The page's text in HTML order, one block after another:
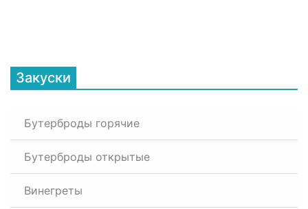
Закуски
Бутерброды горячие
Бутерброды открытые
Винегреты